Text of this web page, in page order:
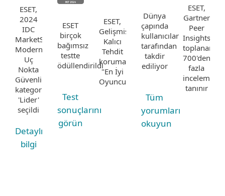
ESET,
2024
IDC
MarketScape'te
Modern
Uç
Nokta
Güvenliği
kategorisinde
'Lider'
seçildi
Detaylı
bilgi
ESET
birçok
bağımsız
testte
ödüllendirildi
Test
sonuçlarını
görün
ESET,
Gelişmiş
Kalıcı
Tehdit
korumasında
"En İyi
Oyuncu"
Dünya
çapında
kullanıcılar
tarafından
takdir
ediliyor
Tüm
yorumları
okuyun
ESET,
Gartner
Peer
Insights'ta
toplanan
700'den
fazla
incelemeyle
tanınır